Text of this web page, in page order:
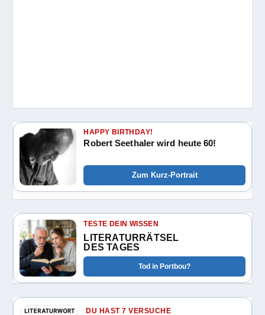
HAPPY BIRTHDAY!
Robert Seethaler wird heute 60!
Zum Kurz-Portrait
TESTE DEIN WISSEN
LITERATURRÄTSEL
DES TAGES
Tod in Portbou?
DU HAST 7 VERSUCHE